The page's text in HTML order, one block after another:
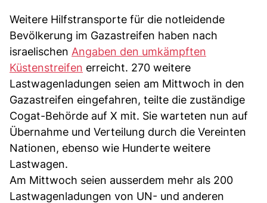
Weitere Hilfstransporte für die notleidende
Bevölkerung im Gazastreifen haben nach
israelischen Angaben den umkämpften
Küstenstreifen erreicht. 270 weitere
Lastwagenladungen seien am Mittwoch in den
Gazastreifen eingefahren, teilte die zuständige
Cogat-Behörde auf X mit. Sie warteten nun auf
Übernahme und Verteilung durch die Vereinten
Nationen, ebenso wie Hunderte weitere
Lastwagen.
Am Mittwoch seien ausserdem mehr als 200
Lastwagenladungen von UN- und anderen